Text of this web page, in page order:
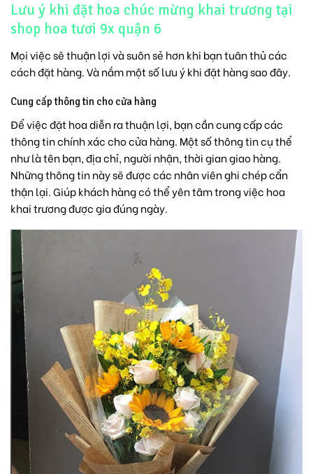
Lưu ý khi đặt hoa chúc mừng khai trương tại
shop hoa tươi 9x quận 6
Mọi việc sẽ thuận lợi và suôn sẻ hơn khi bạn tuân thủ các
cách đặt hàng. Và nắm một số lưu ý khi đặt hàng sao đây.
Cung cấp thông tin cho cửa hàng
Để việc đặt hoa diễn ra thuận lợi, bạn cần cung cấp các
thông tin chính xác cho cửa hàng. Một số thông tin cụ thể
như là tên bạn, địa chỉ, người nhận, thời gian giao hàng.
Những thông tin này sẽ được các nhân viên ghi chép cẩn
thận lại. Giúp khách hàng có thể yên tâm trong việc hoa
khai trương được gia đúng ngày.